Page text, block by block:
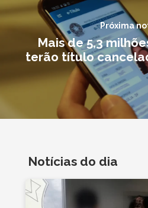
Próxima
Mais de 5,3
terão título
Notícias do dia